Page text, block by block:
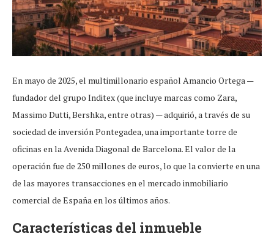
En mayo de 2025, el multimillonario español Amancio Ortega —
fundador del grupo Inditex (que incluye marcas como Zara,
Massimo Dutti, Bershka, entre otras) — adquirió, a través de su
sociedad de inversión Pontegadea, una importante torre de
oficinas en la Avenida Diagonal de Barcelona. El valor de la
operación fue de 250 millones de euros, lo que la convierte en una
de las mayores transacciones en el mercado inmobiliario
comercial de España en los últimos años.
Características del inmueble